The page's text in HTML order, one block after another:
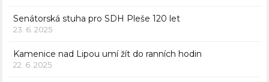
Senátorská stuha pro SDH Pleše 120 let
23. 6. 2025
Kamenice nad Lipou umí žít do ranních hodin
22. 6. 2025